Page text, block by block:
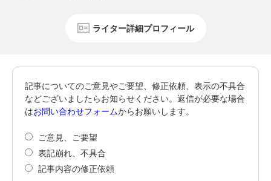
ライター詳細プロフィール
記事についてのご意見やご要望、修正依頼、表示の不具合
などございましたらお知らせください。返信が必要な場合
はお問い合わせフォームからお願いします。
ご意見、ご要望
表記崩れ、不具合
記事内容の修正依頼